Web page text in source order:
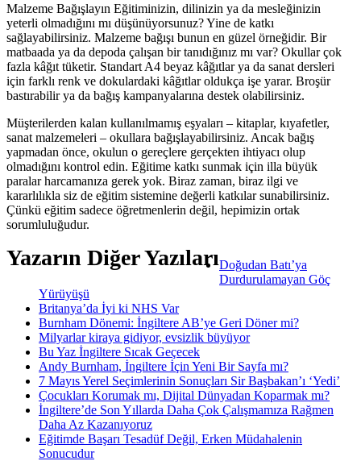
Malzeme Bağışlayın Eğitiminizin, dilinizin ya da mesleğinizin
yeterli olmadığını mı düşünüyorsunuz? Yine de katkı
sağlayabilirsiniz. Malzeme bağışı bunun en güzel örneğidir. Bir
matbaada ya da depoda çalışan bir tanıdığınız mı var? Okullar çok
fazla kâğıt tüketir. Standart A4 beyaz kâğıtlar ya da sanat dersleri
için farklı renk ve dokulardaki kâğıtlar oldukça işe yarar. Broşür
bastırabilir ya da bağış kampanyalarına destek olabilirsiniz.
Müşterilerden kalan kullanılmamış eşyaları – kitaplar, kıyafetler,
sanat malzemeleri – okullara bağışlayabilirsiniz. Ancak bağış
yapmadan önce, okulun o gereçlere gerçekten ihtiyacı olup
olmadığını kontrol edin. Eğitime katkı sunmak için illa büyük
paralar harcamanıza gerek yok. Biraz zaman, biraz ilgi ve
kararlılıkla siz de eğitim sistemine değerli katkılar sunabilirsiniz.
Çünkü eğitim sadece öğretmenlerin değil, hepimizin ortak
sorumluluğudur.
Yazarın Diğer YazılarıDoğudan Batı’ya
Durdurulamayan Göç
Yürüyüşü
Britanya’da İyi ki NHS Var
Burnham Dönemi: İngiltere AB’ye Geri Döner mi?
Milyarlar kiraya gidiyor, evsizlik büyüyor
Bu Yaz İngiltere Sıcak Geçecek
Andy Burnham, İngiltere İçin Yeni Bir Sayfa mı?
7 Mayıs Yerel Seçimlerinin Sonuçları Sir Başbakan’ı ‘Yedi’
Çocukları Korumak mı, Dijital Dünyadan Koparmak mı?
İngiltere’de Son Yıllarda Daha Çok Çalışmamıza Rağmen
Daha Az Kazanıyoruz
Eğitimde Başarı Tesadüf Değil, Erken Müdahalenin
Sonucudur